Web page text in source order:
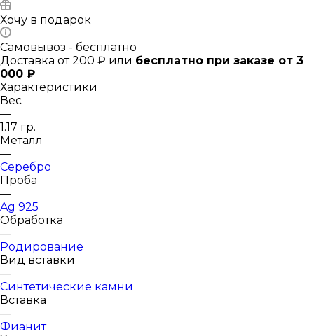
Хочу в подарок
Самовывоз - бесплатно
Доставка от 200 ₽ или бесплатно при заказе от 3
000 ₽
Характеристики
Вес
—
1.17 гр.
Металл
—
Серебро
Проба
—
Ag 925
Обработка
—
Родирование
Вид вставки
—
Синтетические камни
Вставка
—
Фианит